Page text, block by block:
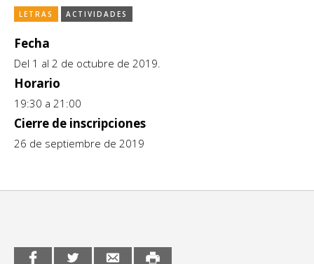
CCE en el interior/libros
Espacio itinerante de lectura infantil
Exposiciones
Formación
Género y Diversidad
Infantil y Juvenil
Letras
Sin categoría
LETRAS ACTIVIDADES
Fecha
Del 1 al 2 de octubre de 2019.
Horario
19:30 a 21:00
Cierre de inscripciones
26 de septiembre de 2019